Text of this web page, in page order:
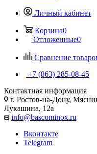
Личный кабинет
Корзина0
Отложенные0
Сравнение
+7 (863) 285-08-45
Контактная информация
г. Ростов-на-Дону,
Лукашина, 12а
info@bascominox.ru
Вконтакте
Telegram